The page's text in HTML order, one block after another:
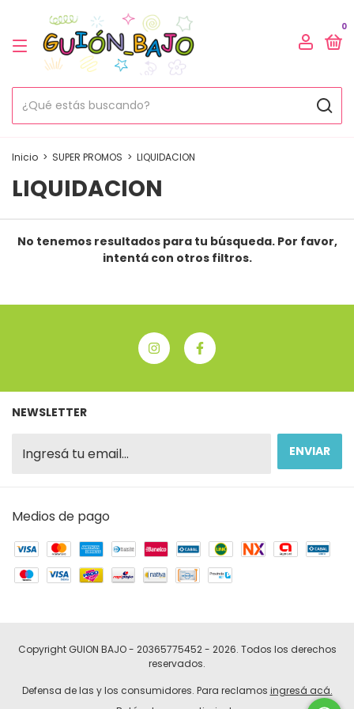
0
Inicio > SUPER PROMOS > LIQUIDACION
LIQUIDACION
No tenemos resultados para tu búsqueda. Por favor,
intentá con otros filtros.
NEWSLETTER
Medios de pago
Copyright GUION BAJO - 20365775452 - 2026. Todos los derechos
reservados.
Defensa de las y los consumidores. Para reclamos ingresá acá.